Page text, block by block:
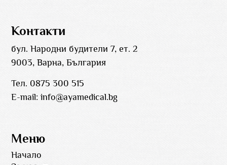
Контакти
бул. Народни будители 7, ет. 2
9003, Варна, България
Тел. 0875 300 515
E-mail:info@ayamedical.bg
Меню
Начало